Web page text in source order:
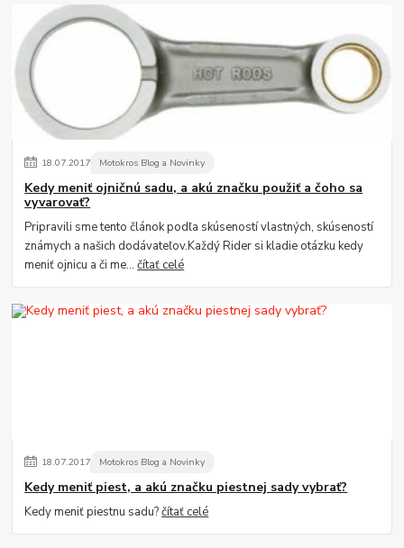
18.07.2017 Motokros Blog a Novinky
Kedy meniť ojničnú sadu, a akú značku použiť a čoho sa
vyvarovať?
Pripravili sme tento článok podľa skúseností vlastných, skúseností
známych a našich dodávateľov.Každý Rider si kladie otázku kedy
meniť ojnicu a či me...čítať celé
18.07.2017 Motokros Blog a Novinky
Kedy meniť piest, a akú značku piestnej sady vybrať?
Kedy meniť piestnu sadu?čítať celé